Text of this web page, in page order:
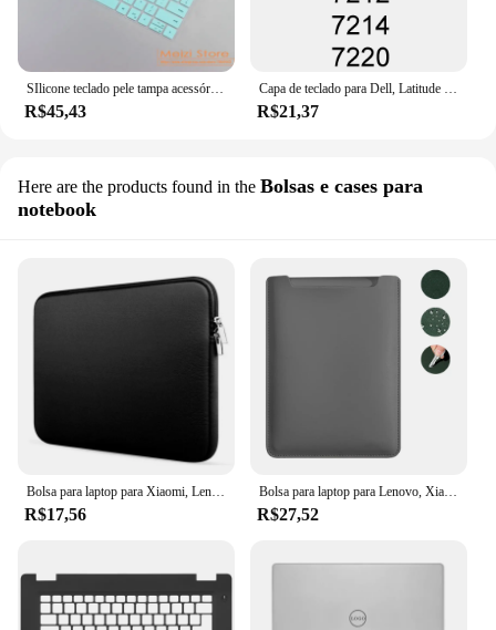
SIlicone teclado pele tampa acessórios, Dell Latitude 7340 5000 5320 5330 5340 13.3 3000 3340
R$45,43
Capa de teclado para Dell, Latitude 12, 5250, E5250, E5270, 7220, E7250, 7275, E7270, 7280, 7285, 7290, 5000, Protector Skin Case
R$21,37
Here are the products found in the Bolsas e cases para
notebook
Bolsa para laptop para Xiaomi, Lenovo, Computador Notebook Dell, Manga para MacBook Air Pro, Retina 13 polegadas, 14 polegadas, 15 polegadas, 15,6 polegadas
R$17,56
Bolsa para laptop para Lenovo, Xiaomi, Acer, HP, Dell, 12, 13, 14, 15, 16, Notebook, Manga para Macbook Air Pro, Capa
R$27,52